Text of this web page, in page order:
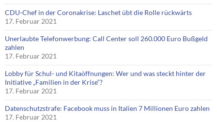
CDU-Chef in der Coronakrise: Laschet übt die Rolle rückwärts
17. Februar 2021
Unerlaubte Telefonwerbung: Call Center soll 260.000 Euro Bußgeld
zahlen
17. Februar 2021
Lobby für Schul- und Kitaöffnungen: Wer und was steckt hinter der
Initiative „Familien in der Krise“?
17. Februar 2021
Datenschutzstrafe: Facebook muss in Italien 7 Millionen Euro zahlen
17. Februar 2021